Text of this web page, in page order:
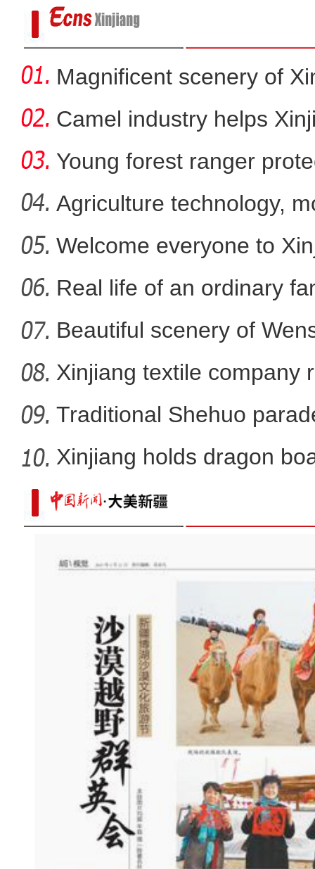
新疆吐鲁番杏花盛开十
Magnificent scenery of
Camel industry helps
Young forest ranger
Agriculture technology,
promote
Welcome everyone to
mem
Real life of an ordinary
Beautiful scenery of
in
Xinjiang textile company
wort
Traditional Shehuo
Xinjiang holds dragon